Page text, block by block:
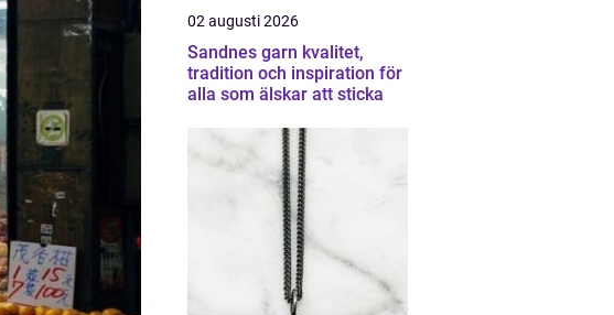
02 augusti 2026
Sandnes garn kvalitet,
tradition och inspiration för
alla som älskar att sticka